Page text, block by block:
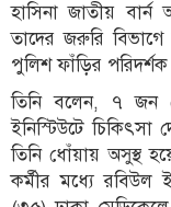
হাসিনা জাতীয় বার্ন
তাদের জরুরি
পুলিশ ফাঁড়ির পরিদর্শক
তিনি বলেন, ৭ জন
ইনিস্টিউটে চিকিৎসা
তিনি ধোঁয়ায় অসুস্থ
কর্মীর মধ্যে